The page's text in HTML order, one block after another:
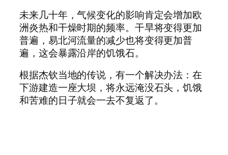
未来几十年，气候变化的影响肯定会增加欧
洲炎热和干燥时期的频率。干旱将变得更加
普遍，易北河流量的减少也将变得更加普
遍，这会暴露沿岸的饥饿石。
根据杰钦当地的传说，有一个解决办法：在
下游建造一座大坝，将永远淹没石头，饥饿
和苦难的日子就会一去不复返了。